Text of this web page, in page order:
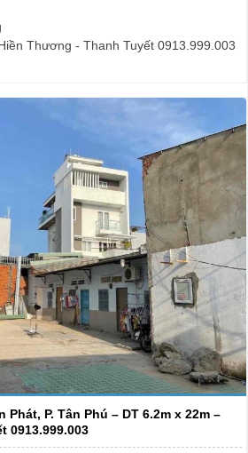
Thương - Thanh Tuyết 0913.999.003
Phát, P. Tân Phú – DT 6.2m x 22m –
0913.999.003